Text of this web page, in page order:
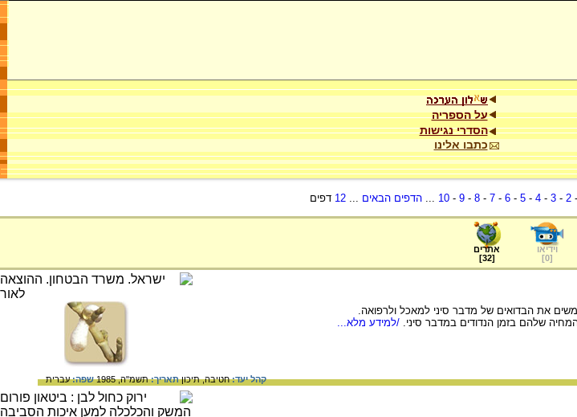
על הספריה
הסדרי נגישות
כתבו אלינו
-
2
-
3
-
4
-
5
-
6
-
7
-
8
-
9
-
10
...הדפים הבאים ...
12 דפים
וידיאו
[
0
]
אתרים
[
32
]
את הבדואים של מדבר סיני למאכל ולרפואה.
שלהם בזמן הנדודים במדבר סיני. /למידע מלא...
קהל יעד:חטיבה,תיכוןתאריך:תשמ"ה, 1985 שפה:עברית